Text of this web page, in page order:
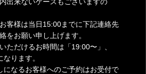
客様は当日15:00までに下記連絡先
をお願い申し上げます。
ただけるお時間は「19:00〜」、
なります。
になるお客様へのご予約はお受付で